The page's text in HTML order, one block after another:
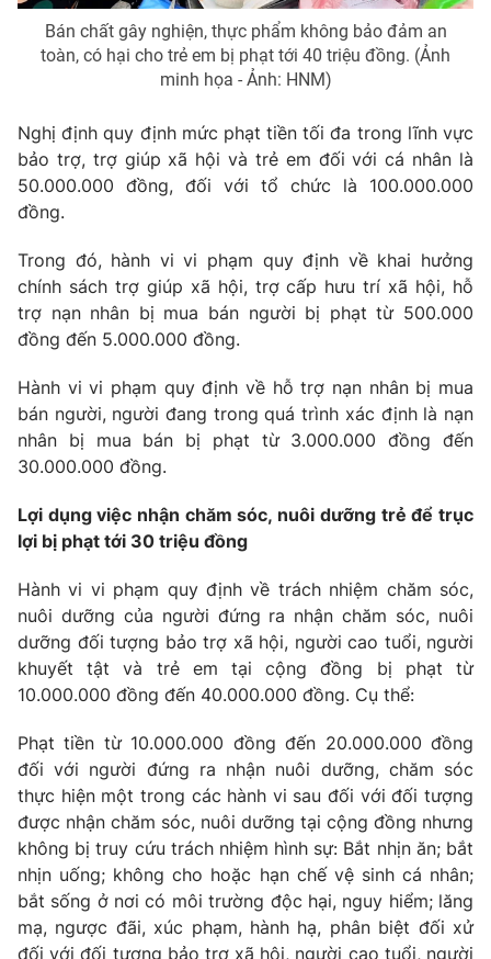
Photo Infographic
Shorts video
VTV Money VTV Thể thao
VTV Sức khoẻ
Thị trường 24h Tấm lòng Việt
VTV4 Vươn mình bằng AI
VTV9 VTV8
Liên hệ tòa soạn English
Theo dõi báo trên
Cơ quan chủ quản: Đài Truyền hình Việt Nam
Cơ quan báo chí:Thời báo VTV
Giấy phép hoạt động báo in và báo điện tử số 483/GP-BTTTT
cấp ngày 29/12/2023
Tổng Biên tập:Vũ Thanh Thủy
Phó Tổng Biên tập:Nguyễn Thị Mỹ Hạnh, Phạm Quốc Thắng,
Nguyễn Trọng Ninh
Tổng đài VTV:024.38 355 931 - 024.38 355 932
Ðiện thoại Thời báo VTV:024.66 897 897
Bán chất gây nghiện, thực phẩm không bảo đảm an
toàn, có hại cho trẻ em bị phạt tới 40 triệu đồng. (Ảnh
minh họa - Ảnh: HNM)
Nghị định quy định mức phạt tiền tối đa trong lĩnh vực
bảo trợ, trợ giúp xã hội và trẻ em đối với cá nhân là
50.000.000 đồng, đối với tổ chức là 100.000.000
đồng.
Trong đó, hành vi vi phạm quy định về khai hưởng
chính sách trợ giúp xã hội, trợ cấp hưu trí xã hội, hỗ
trợ nạn nhân bị mua bán người bị phạt từ 500.000
đồng đến 5.000.000 đồng.
Hành vi vi phạm quy định về hỗ trợ nạn nhân bị mua
bán người, người đang trong quá trình xác định là nạn
nhân bị mua bán bị phạt từ 3.000.000 đồng đến
30.000.000 đồng.
Lợi dụng việc nhận chăm sóc, nuôi dưỡng trẻ để trục
lợi bị phạt tới 30 triệu đồng
Hành vi vi phạm quy định về trách nhiệm chăm sóc,
nuôi dưỡng của người đứng ra nhận chăm sóc, nuôi
dưỡng đối tượng bảo trợ xã hội, người cao tuổi, người
khuyết tật và trẻ em tại cộng đồng bị phạt từ
10.000.000 đồng đến 40.000.000 đồng. Cụ thể:
Phạt tiền từ 10.000.000 đồng đến 20.000.000 đồng
đối với người đứng ra nhận nuôi dưỡng, chăm sóc
thực hiện một trong các hành vi sau đối với đối tượng
được nhận chăm sóc, nuôi dưỡng tại cộng đồng nhưng
không bị truy cứu trách nhiệm hình sự: Bắt nhịn ăn; bắt
nhịn uống; không cho hoặc hạn chế vệ sinh cá nhân;
bắt sống ở nơi có môi trường độc hại, nguy hiểm; lăng
mạ, ngược đãi, xúc phạm, hành hạ, phân biệt đối xử
đối với đối tượng bảo trợ xã hội, người cao tuổi, người